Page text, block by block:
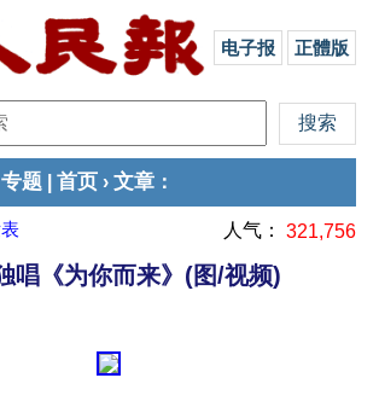
电子报 正體版
专题 首页 › 文章 ：
人气： 321,756
唱《为你而来》(图/视频)